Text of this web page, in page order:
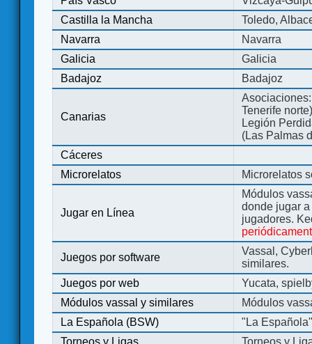
Castilla la Mancha
Toledo,
Navarra
Navarra
Galicia
Galicia
Badajoz
Badajoz
Canarias
Tenerife
Legión
(Las Palmas
Cáceres
Microrelatos
Microrelatos
Jugar en Línea
Módulos
donde jugar
jugadores.
Juegos por software
Vassal,
similares.
Juegos por web
Yucata,
Módulos vassal y similares
Módulos
La Española (BSW)
"La